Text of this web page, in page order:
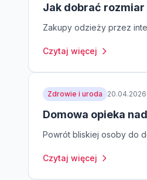
Jak dobrać
Zakupy odzieży przez
Czytaj więcej
Zdrowie i uroda 20.04.2026
Domowa opieka
Powrót bliskiej osoby do
Czytaj więcej